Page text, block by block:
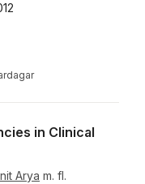
in Clinical
Arya m. fl.